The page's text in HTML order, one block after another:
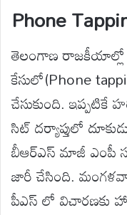
Phone
తెలంగాణ రాజకీయాల్లో
కేసులో(Phone
చేసుకుంది. ఇప్పటికే
సిట్ దర్యాప్తులో
బీఆర్ఎస్ మాజీ ఎంపీ
జారీ చేసింది.
పీఎస్ లో విచారణకు